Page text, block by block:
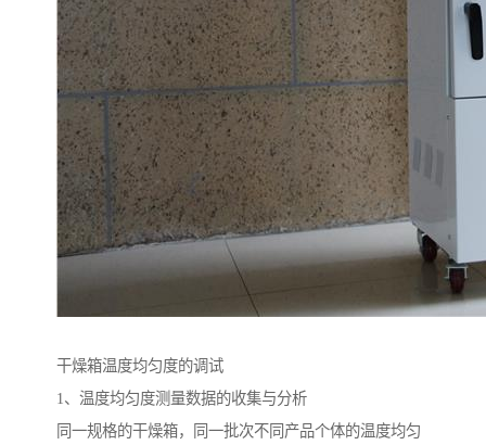
干燥箱温度均匀度的调试
1、温度均匀度测量数据的收集与分析
同一规格的干燥箱，同一批次不同产品个体的温度均匀